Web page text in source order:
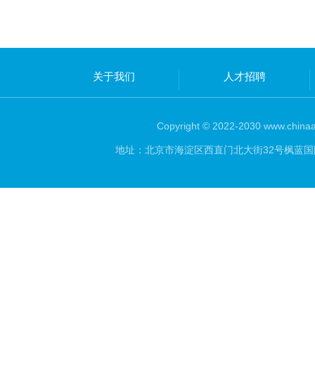
关于我们 人才招聘
Copyright © 2022-2030
地址：北京市海淀区西直门北大街32号枫